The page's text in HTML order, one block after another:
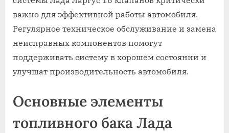
важно для эффективной работы автомобиля.
Регулярное техническое обслуживание и замена
неисправных компонентов помогут
поддерживать систему в хорошем состоянии и
улучшат производительность автомобиля.
Основные элементы
топливного бака Лада